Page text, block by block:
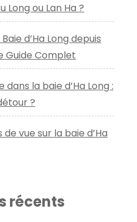
Long ou Lan Ha ?
d’Ha Long depuis
Guide Complet
dans la baie d’Ha Long :
?
vue sur la baie d’Ha
récents